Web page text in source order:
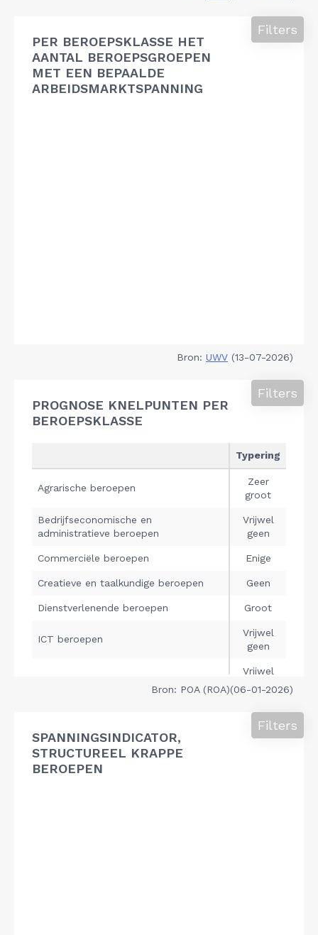
PER BEROEPSKLASSE HET
AANTAL BEROEPSGROEPEN
MET EEN BEPAALDE
ARBEIDSMARKTSPANNING
Filters
Bron: UWV (13-07-2026)
PROGNOSE KNELPUNTEN PER
BEROEPSKLASSE
Filters
Bron: POA (ROA)(06-01-2026)
SPANNINGSINDICATOR,
STRUCTUREEL KRAPPE
BEROEPEN
Filters